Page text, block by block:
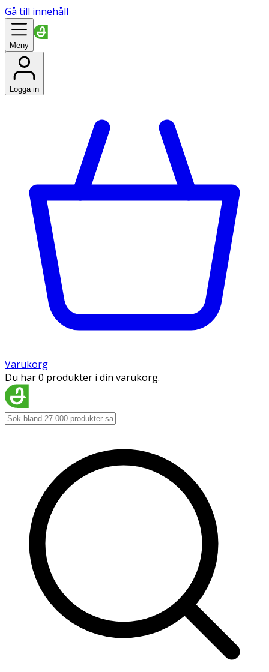
Gå till innehåll
Meny
Logga in
Varukorg
Du har 0 produkter i din varukorg.